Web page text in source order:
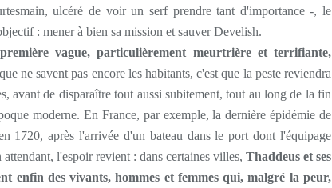
ulcéré de voir un serf prendre tant d'importance -, le
: mener à bien sa mission et sauver Develish.
vague, particulièrement meurtrière et terrifiante,
ne savent pas encore les habitants, c'est que la peste reviendra
avant de disparaître tout aussi subitement, tout au long de la fin
moderne. En France, par exemple, la dernière épidémie de
1720, après l'arrivée d'un bateau dans le port dont l'équipage
l'espoir revient : dans certaines villes, Thaddeus et ses
enfin des vivants, hommes et femmes qui, malgré la peur,